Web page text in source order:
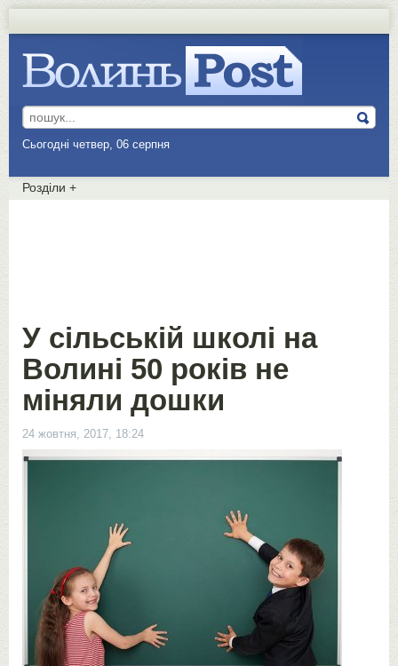
Сьогодні четвер, 06 серпня
Розділи +
У сільській школі на
Волині 50 років не
міняли дошки
24 жовтня, 2017, 18:24